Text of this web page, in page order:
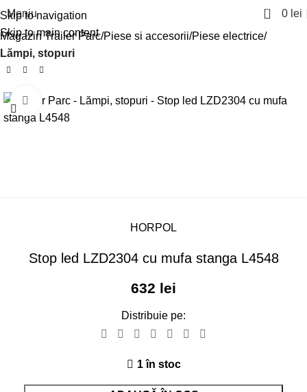
Skip to navigation
Skip to main content
Meniu 0 0 lei
Magazin Trailer Parc Piese si accesorii Piese electrice
Lămpi, stopuri
Click pentru a mari
HORPOL
Stop led LZD2304 cu mufa stanga L4548
632 lei
Distribuie pe:
1 în stoc